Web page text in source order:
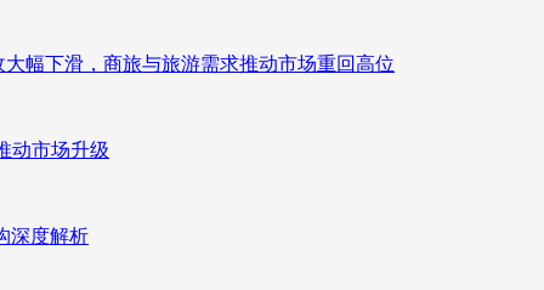
幅下滑，商旅与旅游需求推动市场重回高位
动市场升级
深度解析